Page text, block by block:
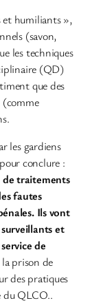
et humiliants »,
(savon,
les techniques
(QD)
que des
les gardiens
conclure :
de traitements
fautes
Ils vont
et
de
la prison de
des pratiques
du QLCO..